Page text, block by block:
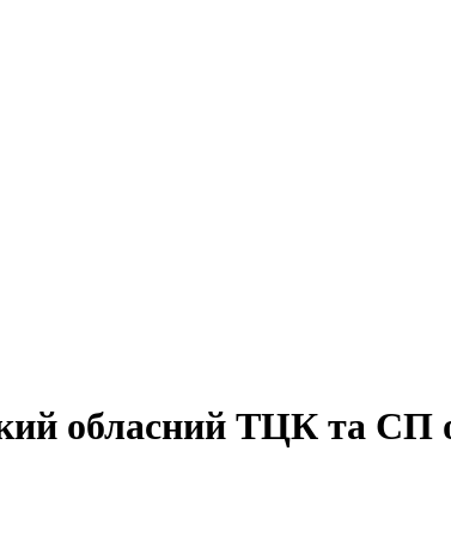
обласний ТЦК та СП